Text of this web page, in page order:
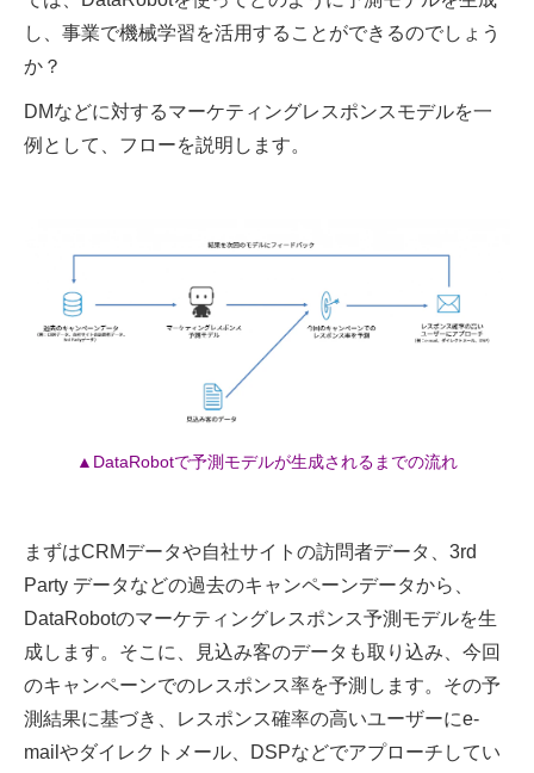
し、事業で機械学習を活用することができるのでしょう
か？
DMなどに対するマーケティングレスポンスモデルを一
例として、フローを説明します。
▲DataRobotで予測モデルが生成されるまでの流れ
まずはCRMデータや自社サイトの訪問者データ、3rd
Party データなどの過去のキャンペーンデータから、
DataRobotのマーケティングレスポンス予測モデルを生
成します。そこに、見込み客のデータも取り込み、今回
のキャンペーンでのレスポンス率を予測します。その予
測結果に基づき、レスポンス確率の高いユーザーにe-
mailやダイレクトメール、DSPなどでアプローチしてい